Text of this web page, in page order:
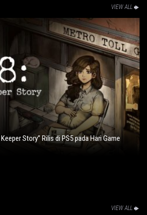
VIEW ALL
Story” Rilis di PS5 pada Hari Game
VIEW ALL